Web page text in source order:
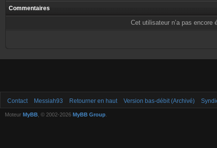
Commentaires
Cet utilisateur n’a pas
Contact Messiah93 Retourner en haut Version bas-débit (Archivé)
Moteur MyBB , © 2002-2026 MyBB Group